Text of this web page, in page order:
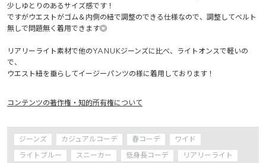
少しゆとりのあるサイズ感です！
ですがウエストがゴム＆内側の紐で調整のできる仕様なので、調整してベルト
無しで問題無く着用できます◎
リアリーライト素材で他のYANUKジーンズに比べ、ライトオンスで軽いの
で、
ウエスト紐を垂らしてイージーパンツの様に着用しております！
コンテンツの著作権・知的所有権について
ジーンズ カジュアルコーデ 春コーデ ワイド
ライトブルー スニーカー 低身長コーデ リアリーライト